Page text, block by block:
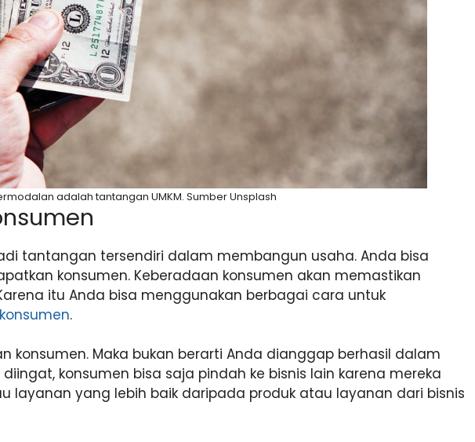
adalah tantangan UMKM. Sumber Unsplash
tantangan tersendiri dalam membangun usaha. Anda bisa
konsumen. Keberadaan konsumen akan memastikan
itu Anda bisa menggunakan berbagai cara untuk
.
konsumen. Maka bukan berarti Anda dianggap berhasil dalam
konsumen bisa saja pindah ke bisnis lain karena mereka
layanan yang lebih baik daripada produk atau layanan dari bisnis